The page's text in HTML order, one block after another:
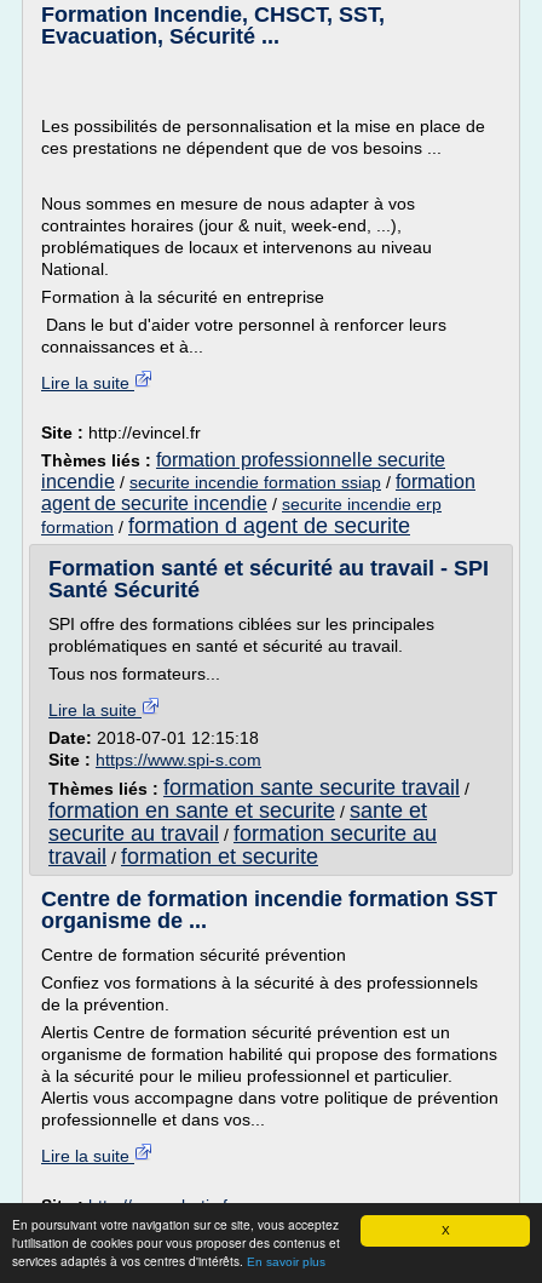
X
En poursuivant votre navigation sur ce site, vous acceptez
l'utilisation de cookies pour vous proposer des contenus et
services adaptés à vos centres d'intérêts. En savoir plus
Formation Incendie, CHSCT, SST,
Evacuation, Sécurité ...
Les possibilités de personnalisation et la mise en place de
ces prestations ne dépendent que de vos besoins ...
Nous sommes en mesure de nous adapter à vos
contraintes horaires (jour & nuit, week-end, ...),
problématiques de locaux et intervenons au niveau
National.
Formation à la sécurité en entreprise
Dans le but d'aider votre personnel à renforcer leurs
connaissances et à...
Lire la suite
Site : http://evincel.fr
Thèmes liés : formation professionnelle securite
incendie / securite incendie formation ssiap / formation
agent de securite incendie / securite incendie erp
formation / formation d agent de securite
Formation santé et sécurité au travail - SPI
Santé Sécurité
SPI offre des formations ciblées sur les principales
problématiques en santé et sécurité au travail.
Tous nos formateurs...
Lire la suite
Date: 2018-07-01 12:15:18
Site : https://www.spi-s.com
Thèmes liés : formation sante securite travail /
formation en sante et securite / sante et
securite au travail / formation securite au
travail / formation et securite
Centre de formation incendie formation SST
organisme de ...
Centre de formation sécurité prévention
Confiez vos formations à la sécurité à des professionnels
de la prévention.
Alertis Centre de formation sécurité prévention est un
organisme de formation habilité qui propose des formations
à la sécurité pour le milieu professionnel et particulier.
Alertis vous accompagne dans votre politique de prévention
professionnelle et dans vos...
Lire la suite
Site :http://www.alertis.fr
Thèmes liés :centre de formation agent de prevention et
de securite/ centre formation securite incendie